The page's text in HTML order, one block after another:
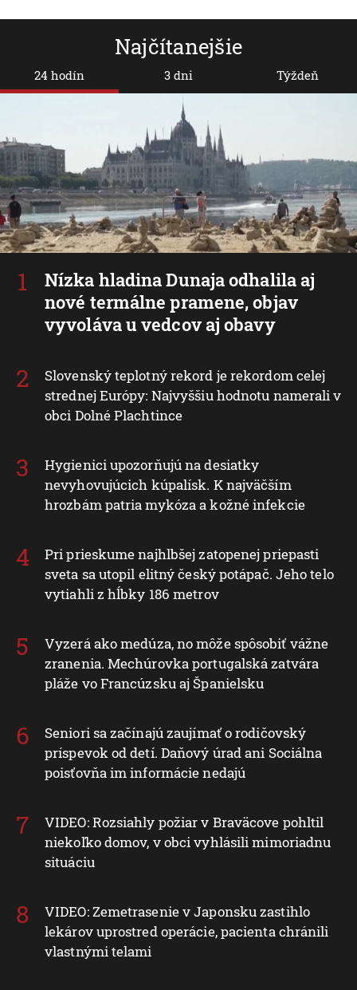
Najčítanejšie
24 hodín
Nízka hladina Dunaja odhalila aj
nové termálne pramene, objav
vyvoláva u vedcov aj obavy
Slovenský teplotný rekord je rekordom celej
strednej Európy: Najvyššiu hodnotu namerali v
obci Dolné Plachtince
Hygienici upozorňujú na desiatky
nevyhovujúcich kúpalísk. K najväčším
hrozbám patria mykóza a kožné infekcie
Pri prieskume najhlbšej zatopenej priepasti
sveta sa utopil elitný český potápač. Jeho telo
vytiahli z hĺbky 186 metrov
Vyzerá ako medúza, no môže spôsobiť vážne
zranenia. Mechúrovka portugalská zatvára
pláže vo Francúzsku aj Španielsku
Seniori sa začínajú zaujímať o rodičovský
príspevok od detí. Daňový úrad ani Sociálna
poisťovňa im informácie nedajú
VIDEO: Rozsiahly požiar v Braväcove pohltil
niekoľko domov, v obci vyhlásili mimoriadnu
situáciu
VIDEO: Zemetrasenie v Japonsku zastihlo
lekárov uprostred operácie, pacienta chránili
vlastnými telami
3 dni Týždeň